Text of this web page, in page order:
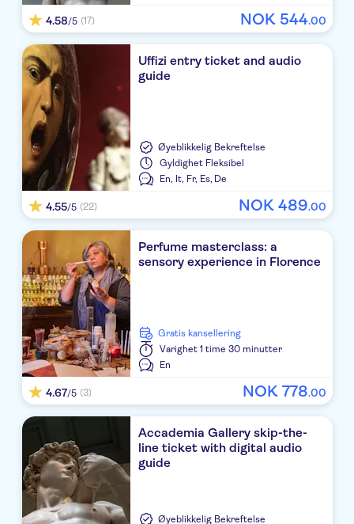
c-hotels Fiume
Hotel Royal Bissolati
NAVONA
Hotel Meridiana
ROYAL COURT
Baglioni Hotel Regina
Hotel Aventino
PANTHEON RELAIS
Hotel Sweet Home
PYRAMID
Gioberti Art Hotel
Navona Elite
Hotel Oriente
Hotel 87 EightySeven
4.58/5 (17) NOK 544.00
Uffizi entry ticket and audio
guide
Øyeblikkelig Bekreftelse
Gyldighet Fleksibel
En, It, Fr, Es, De
4.55/5 (22) NOK 489.00
Perfume masterclass: a
sensory experience in Florence
Gratis kansellering
Varighet 1 time 30 minutter
En
4.67/5 (3) NOK 778.00
Accademia Gallery skip-the-
line ticket with digital audio
guide
Øyeblikkelig Bekreftelse